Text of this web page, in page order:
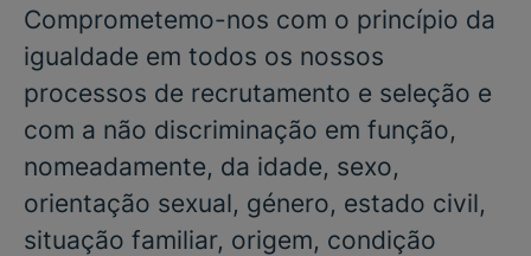
Comprometemo-nos com o princípio da
igualdade em todos os nossos
processos de recrutamento e seleção e
com a não discriminação em função,
nomeadamente, da idade, sexo,
orientação sexual, género, estado civil,
situação familiar, origem, condição